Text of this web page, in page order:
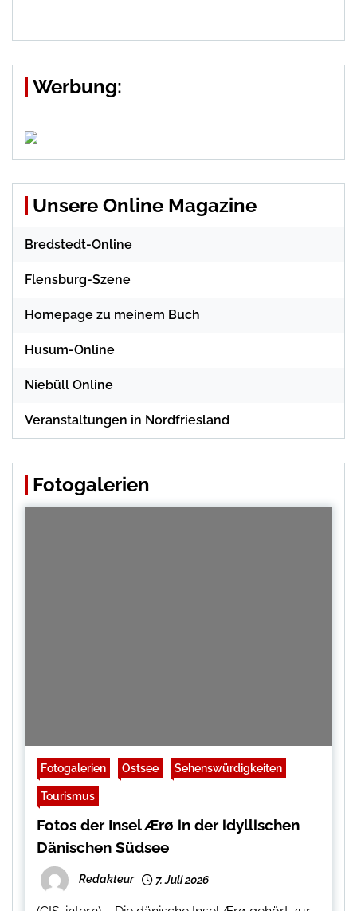
Werbung:
Unsere Online Magazine
Bredstedt-Online
Flensburg-Szene
Homepage zu meinem Buch
Husum-Online
Niebüll Online
Veranstaltungen in Nordfriesland
Fotogalerien
Fotogalerien Ostsee Sehenswürdigkeiten
Tourismus
Fotos der Insel Ærø in der idyllischen
Dänischen Südsee
Redakteur 7. Juli 2026